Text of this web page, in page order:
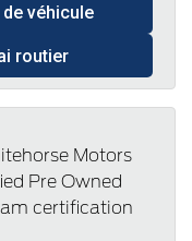
véhicule
routier